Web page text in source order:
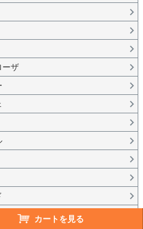
ーザ
カートを見る